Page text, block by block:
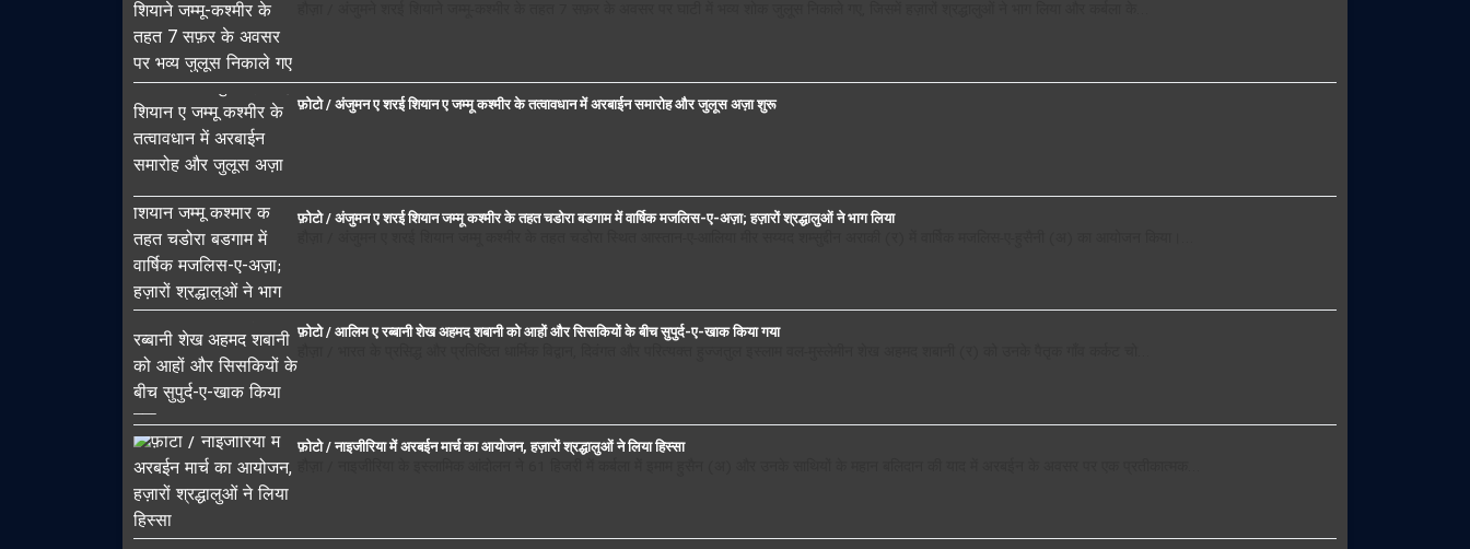
फ़ोटो / अंजुमन ए शरई शियान ए जम्मू कश्मीर के तत्वावधान में अरबाईन समारोह और जुलूस अज़ा शुरू
फ़ोटो / अंजुमन ए शरई शियान जम्मू कश्मीर के तहत चडोरा बडगाम में वार्षिक मजलिस-ए-अज़ा; हज़ारों श्रद्धालुओं ने भाग लिया
फ़ोटो / आलिम ए रब्बानी शेख अहमद शबानी को आहों और सिसकियों के बीच सुपुर्द-ए-खाक किया गया
फ़ोटो / नाइजीरिया में अरबईन मार्च का आयोजन, हज़ारों श्रद्धालुओं ने लिया हिस्सा